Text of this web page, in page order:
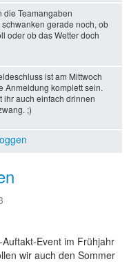
die Teamangaben
gerade noch, ob
oder ob das Wetter doch
ist am Mittwoch
Anmeldung komplett sein.
ihr auch einfach drinnen
;)
Event im Frühjahr
wir auch den Sommer